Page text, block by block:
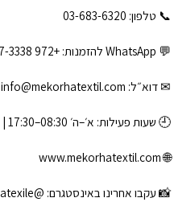
📞 טלפון: ‎03-683-6320
💬 WhatsApp להזמנות: +972 55-247-3338
✉ דוא״ל: info@mekorhatextil.com
🕘 שעות פעילות: א׳–ה׳ 08:30–17:30 | ו׳ 08:30–12:00
🌐
www.mekorhatextil.com
📸 עקבו אחרינו באינסטגרם: @makor_hatexile